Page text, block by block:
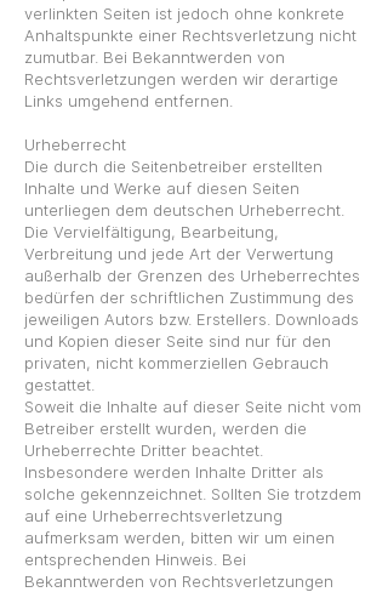
verlinkten Seiten ist jedoch ohne konkrete
Anhaltspunkte einer Rechtsverletzung nicht
zumutbar. Bei Bekanntwerden von
Rechtsverletzungen werden wir derartige
Links umgehend entfernen.
Urheberrecht
Die durch die Seitenbetreiber erstellten
Inhalte und Werke auf diesen Seiten
unterliegen dem deutschen Urheberrecht.
Die Vervielfältigung, Bearbeitung,
Verbreitung und jede Art der Verwertung
außerhalb der Grenzen des Urheberrechtes
bedürfen der schriftlichen Zustimmung des
jeweiligen Autors bzw. Erstellers. Downloads
und Kopien dieser Seite sind nur für den
privaten, nicht kommerziellen Gebrauch
gestattet.
Soweit die Inhalte auf dieser Seite nicht vom
Betreiber erstellt wurden, werden die
Urheberrechte Dritter beachtet.
Insbesondere werden Inhalte Dritter als
solche gekennzeichnet. Sollten Sie trotzdem
auf eine Urheberrechtsverletzung
aufmerksam werden, bitten wir um einen
entsprechenden Hinweis. Bei
Bekanntwerden von Rechtsverletzungen